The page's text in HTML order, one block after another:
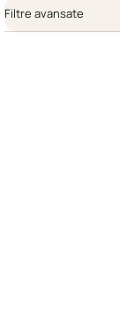
Filtre avansate